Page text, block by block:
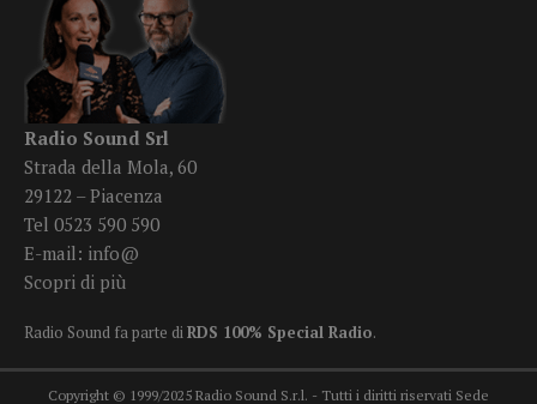
Radio Sound Srl
Strada della Mola, 60
29122 – Piacenza
Tel 0523 590 590
E-mail: info@
Scopri di più
Radio Sound fa parte diRDS 100% Special Radio.
Copyright © 1999/2025 Radio Sound S.r.l. - Tutti i diritti riservati Sede